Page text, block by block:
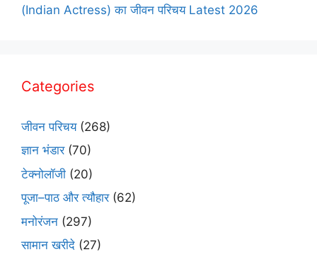
(Indian Actress) का जीवन परिचय Latest 2026
Categories
जीवन परिचय(268)
ज्ञान भंडार(70)
टेक्नोलॉजी (20)
पूजा–पाठ और त्यौहार(62)
मनोरंजन (297)
सामान खरीदे (27)